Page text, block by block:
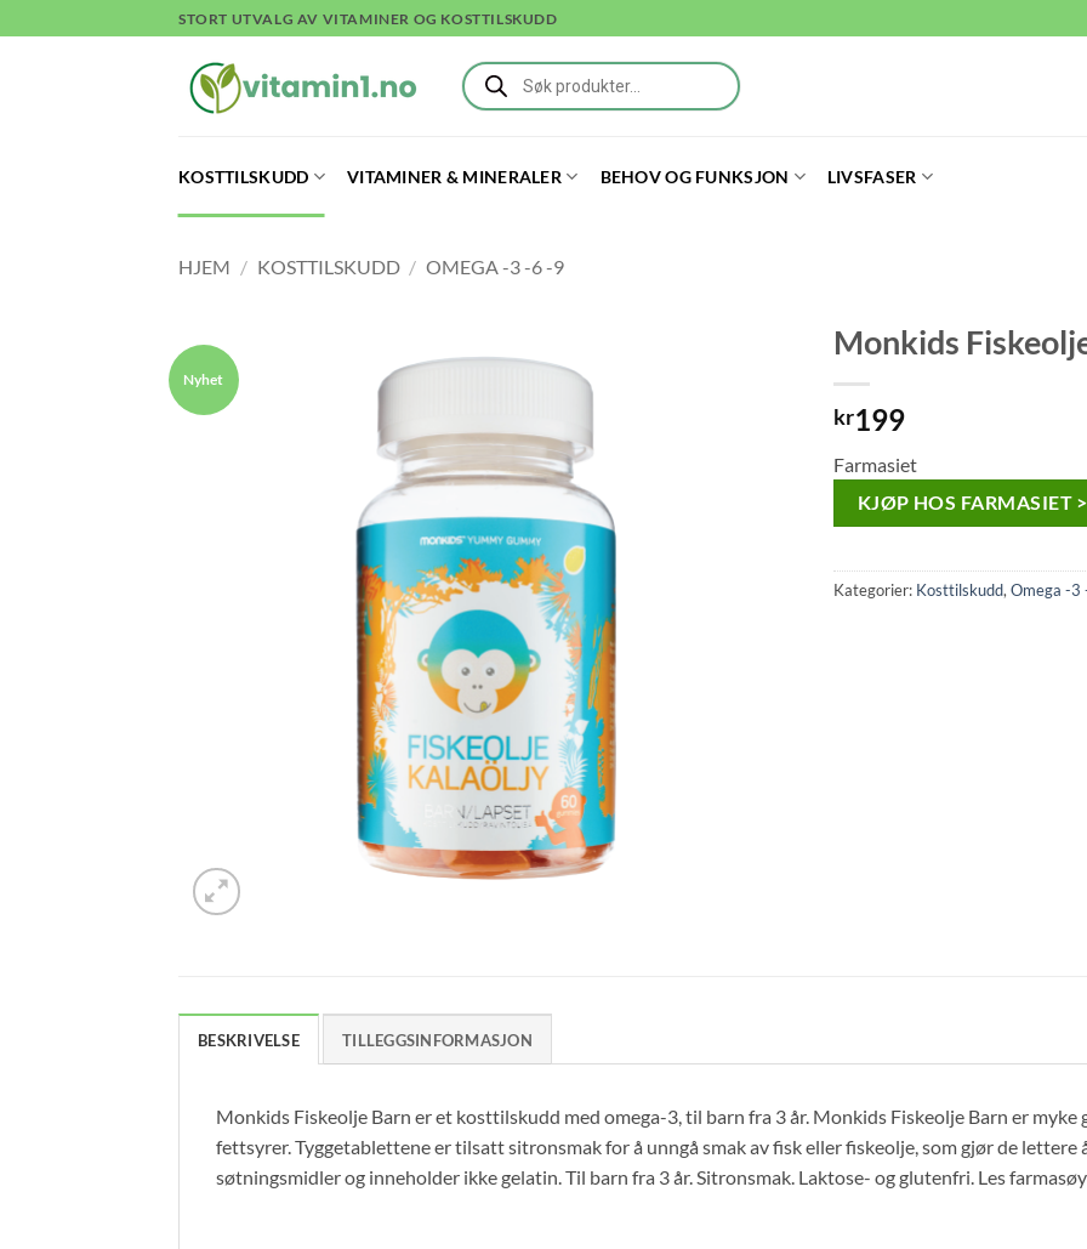
to
STORT UTVALG AV VITAMINER OG KOSTTILSKUDD
Products
search
KOSTTILSKUDD VITAMINER & MINERALER BEHOV OG FUNKSJON LIVSFASER
HJEM / KOSTTILSKUDD / OMEGA -3 -6 -9
Monkids
kr199
Farmasiet
KJØP HOS FARMASIET >
Kategorier: Kosttilskudd,Omega -3
BESKRIVELSE TILLEGGSINFORMASJON
Monkids Fiskeolje Barn er et kosttilskudd med omega-3, til barn fra 3 år. Monkids Fiskeolje Barn er
fettsyrer. Tyggetablettene er tilsatt sitronsmak for å unngå smak av fisk eller fiskeolje, som gjør de lettere
søtningsmidler og inneholder ikke gelatin. Til barn fra 3 år. Sitronsmak. Laktose- og glutenfri. Les